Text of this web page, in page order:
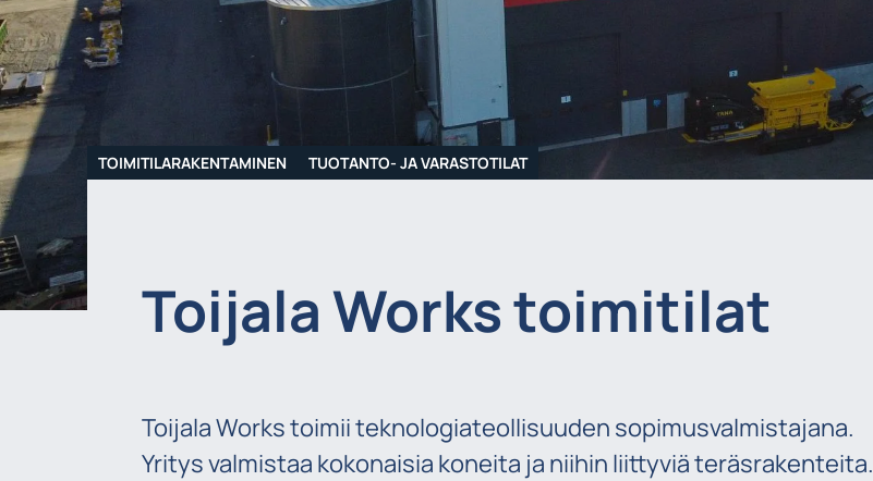
TOIMITILARAKENTAMINEN TUOTANTO- JA VARASTOTILAT
Toijala Works toimitilat
Toijala Works toimii teknologiateollisuuden sopimusvalmistajana.
Yritys valmistaa kokonaisia koneita ja niihin liittyviä teräsrakenteita.